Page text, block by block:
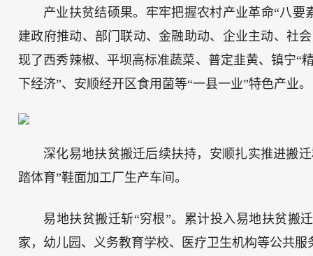
产业扶贫结硕果。牢牢把握农村产业革命“八要
建政府推动、部门联动、金融助动、企业主动、社
现了西秀辣椒、平坝高标准蔬菜、普定韭黄、镇宁“
下经济”、安顺经开区食用菌等“一县一业”特色产业。
深化易地扶贫搬迁后续扶持，安顺扎实推进搬
踏体育”鞋面加工厂生产车间。
易地扶贫搬迁斩“穷根”。累计投入易地扶贫搬
家，幼儿园、义务教育学校、医疗卫生机构等公共